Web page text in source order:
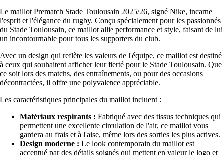
Le maillot Prematch Stade Toulousain 2025/26, signé Nike, incarne
l'esprit et l'élégance du rugby. Conçu spécialement pour les passionnés
du Stade Toulousain, ce maillot allie performance et style, faisant de lui
un incontournable pour tous les supporters du club.
Avec un design qui reflète les valeurs de l'équipe, ce maillot est destiné
à ceux qui souhaitent afficher leur fierté pour le Stade Toulousain. Que
ce soit lors des matchs, des entraînements, ou pour des occasions
décontractées, il offre une polyvalence appréciable.
Les caractéristiques principales du maillot incluent :
Matériaux respirants : Fabriqué avec des tissus techniques qui
permettent une excellente circulation de l'air, ce maillot vous
gardera au frais et à l'aise, même lors des sorties les plus actives.
Design moderne : Le look contemporain du maillot est
accentué par des détails soignés qui mettent en valeur le logo et